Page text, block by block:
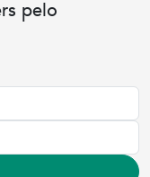
pelo